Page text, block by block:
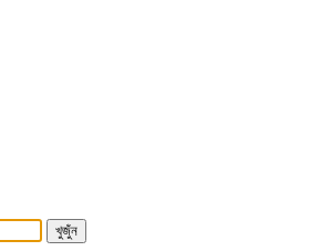
খুজুঁন